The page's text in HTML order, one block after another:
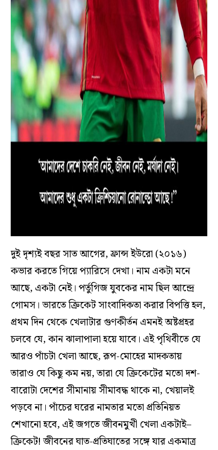
দুই দৃশ‌্যই বছর সাত আগের, ফ্রান্স ইউরো (২০১৬)
কভার করতে গিয়ে প‌্যারিসে দেখা। নাম একটা মনে
আছে, একটা নেই। পর্তুগিজ যুবকের নাম ছিল আন্দ্রে
গোমস। ভারতে ক্রিকেট সাংবাদিকতা করার বিপত্তি হল,
প্রথম দিন থেকে খেলাটার গুণকীর্তন এমনই অষ্টপ্রহর
চলবে যে, কান ঝালাপালা হয়ে যাবে। এই পৃথিবীতে যে
আরও পাঁচটা খেলা আছে, রূপ-মোহের মাদকতায়
তারাও যে কিছু কম নয়, তারা যে ক্রিকেটের মতো দশ-
বারোটা দেশের সীমানায় সীমাবদ্ধ থাকে না, খেয়ালই
পড়বে না। পাঁচের ঘরের নামতার মতো প্রতিনিয়ত
শেখানো হবে, এই জগতে জীবনমুখী খেলা একটাই–
ক্রিকেট! জীবনের ঘাত-প্রতিঘাতের সঙ্গে যার একমাত্র